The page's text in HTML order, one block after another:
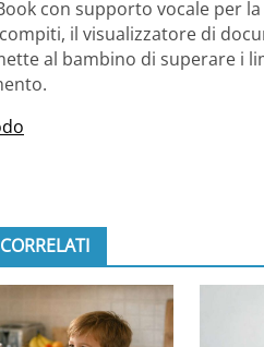
con supporto vocale per
il visualizzatore di
al bambino di superare i